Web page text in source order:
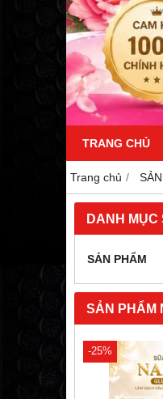
TRANG CHỦ
Trang chủ
DANH MỤC
SẢN PHẨM
SẢN PHẨM
-25%